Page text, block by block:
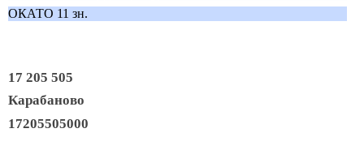
ОКАТО 11 зн.
17 205 505
Карабаново
17205505000